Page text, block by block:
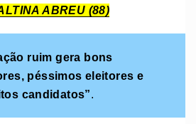
ABREU (88)
ruim gera bons
péssimos eleitores e
candidatos”.